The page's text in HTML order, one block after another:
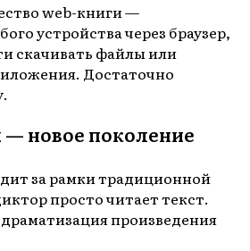
web-книги —
устройства через браузер,
скачивать файлы или
Достаточно
новое поколение
за рамки традиционной
просто читает текст.
произведения